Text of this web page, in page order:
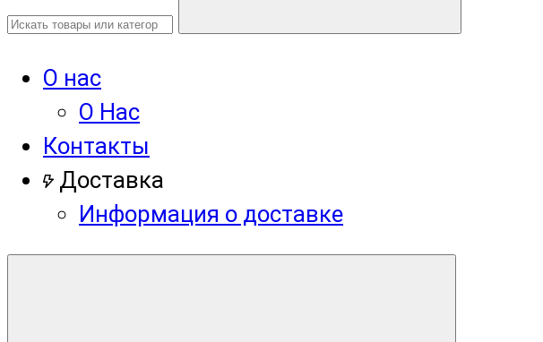
О нас
О Нас
Контакты
Доставка
Информация о доставке